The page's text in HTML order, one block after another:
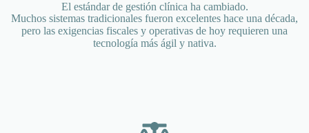
El estándar de gestión clínica ha cambiado.
Muchos sistemas tradicionales fueron excelentes hace una década,
pero las exigencias fiscales y operativas de hoy requieren una
tecnología más ágil y nativa.